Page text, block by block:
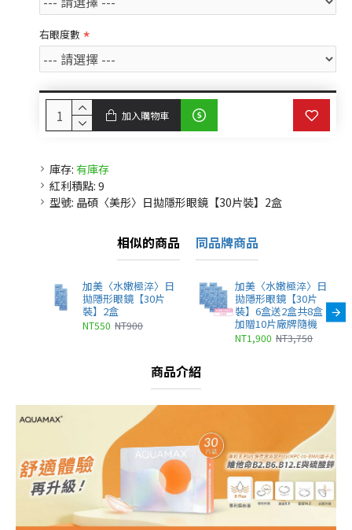
庫存: 有庫存
紅利積點: 9
型號: 晶碩〈美彤〉日拋隱形眼鏡【30片裝】2盒
右眼度數
加入購物車
相似的商品 同品牌商品
加美〈水嫩極淬〉日
拋隱形眼鏡【30片
裝】2盒
NT550 NT900
加美〈水嫩極淬〉日
拋隱形眼鏡【30片
裝】6盒送2盒共8盒
加贈10片廠牌隨機
NT1,900 NT3,750
商品介紹